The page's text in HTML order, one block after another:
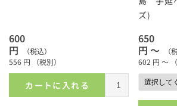
600
円
（税込）
556 円 （税別）
カートに入れる
ズ)
650
円 ～
（
602 円 ～